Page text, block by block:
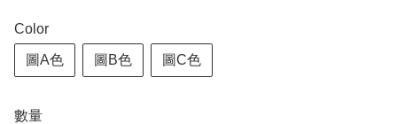
Color
圖A色 圖B色 圖C色
數量